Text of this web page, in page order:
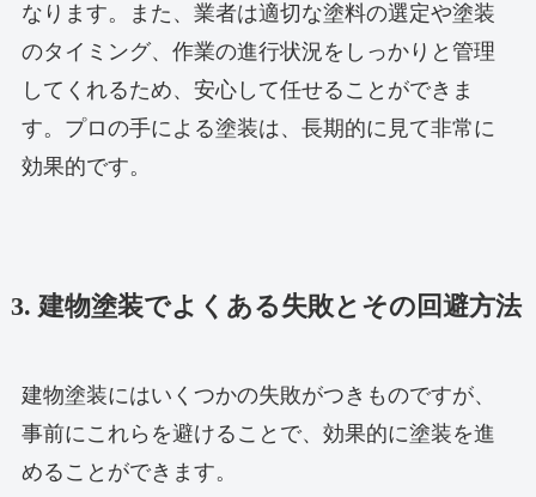
なります。また、業者は適切な塗料の選定や塗装
のタイミング、作業の進行状況をしっかりと管理
してくれるため、安心して任せることができま
す。プロの手による塗装は、長期的に見て非常に
効果的です。
3. 建物塗装でよくある失敗とその回避方法
建物塗装にはいくつかの失敗がつきものですが、
事前にこれらを避けることで、効果的に塗装を進
めることができます。